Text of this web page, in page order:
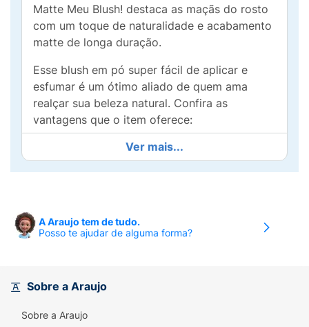
Matte Meu Blush! destaca as maçãs do rosto
com um toque de naturalidade e acabamento
matte de longa duração.
Esse blush em pó super fácil de aplicar e
esfumar é um ótimo aliado de quem ama
realçar sua beleza natural. Confira as
vantagens que o item oferece:
- Alta pigmentação;
- Longa duração;
- Fácil de aplicar;
- Textura confortável e aveludada.
Ver mais...
A Araujo tem de tudo.
Posso te ajudar de alguma forma?
Sobre a Araujo
Sobre a Araujo